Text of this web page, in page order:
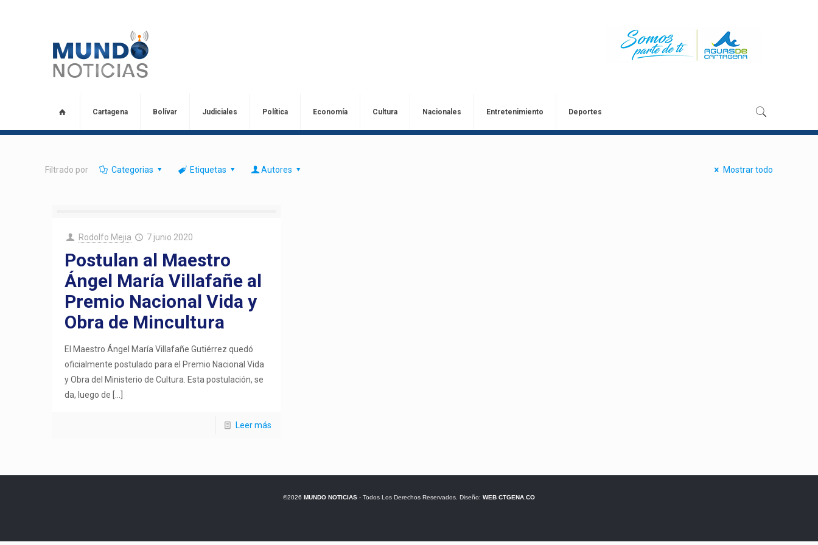
Cartagena Bolívar Judiciales Política Economía Cultura Nacionales Entretenimiento Deportes
Filtrado por Categorias Etiquetas Autores Mostrar todo
Rodolfo Mejia 7 junio 2020
Postulan al Maestro
Ángel María Villafañe al
Premio Nacional Vida y
Obra de Mincultura
El Maestro Ángel María Villafañe Gutiérrez quedó
oficialmente postulado para el Premio Nacional Vida
y Obra del Ministerio de Cultura. Esta postulación, se
da, luego de
Leer más
©2026 MUNDO NOTICIAS- Todos Los Derechos Reservados. Diseño: WEB CTGENA.CO